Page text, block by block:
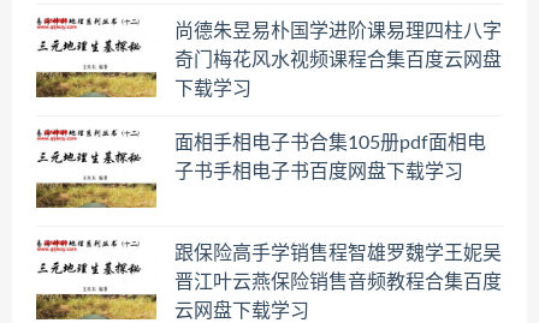
尚德朱昱易朴国学进阶课易理四柱八字
奇门梅花风水视频课程合集百度云网盘
下载学习
面相手相电子书合集105册pdf面相电
子书手相电子书百度网盘下载学习
跟保险高手学销售程智雄罗魏学王妮吴
晋江叶云燕保险销售音频教程合集百度
云网盘下载学习